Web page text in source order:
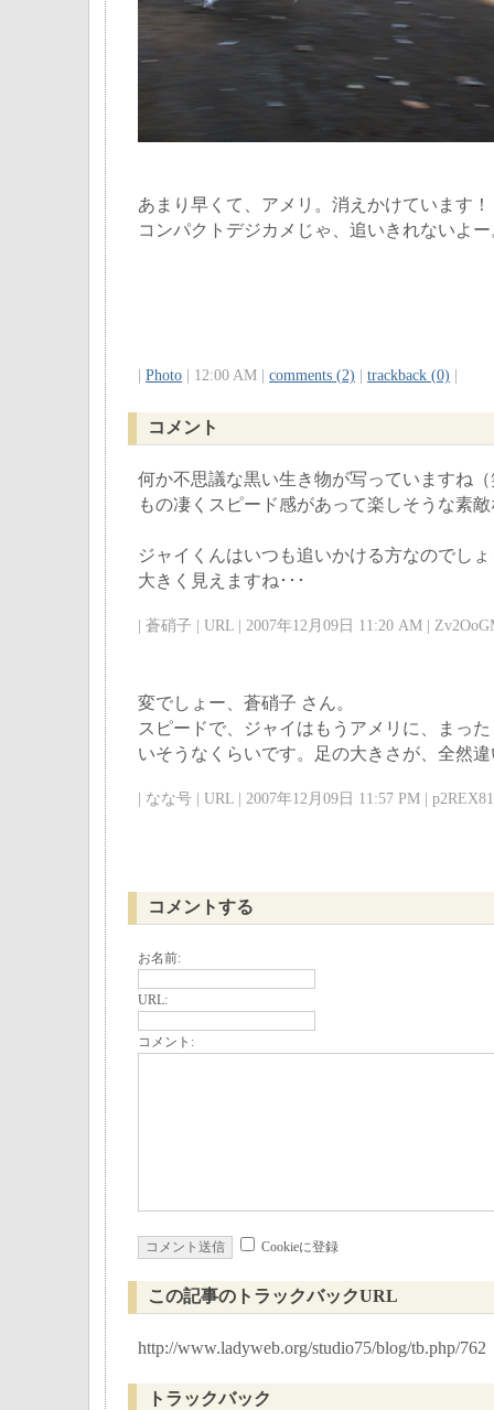
あまり早くて、アメリ。消えかけています！
コンパクトデジカメじゃ、追いきれないよ
Photo | 12:00 AM | comments (2) trackback (0)
コメント
何か不思議な黒い生き物が写っていますね
もの凄くスピード感があって楽しそうな素
ジャイくんはいつも追いかける方なのでし
大きく見えますね･･･
| 蒼硝子 | URL | 2007年12月09日 11:20 AM |
変でしょー、蒼硝子 さん。
スピードで、ジャイはもうアメリに、まっ
いそうなくらいです。足の大きさが、全然
| なな号 | URL | 2007年12月09日 11:57 PM |
コメントする
お名前:
URL:
コメント:
Cookieに登録
この記事のトラックバックURL
http://www.ladyweb.org/studio75/blog/tb.php/762
トラックバック